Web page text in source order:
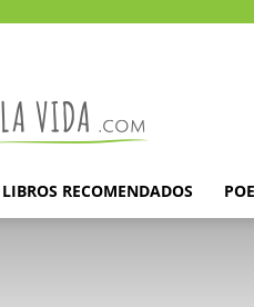
la
vida
LIBROS RECOMENDADOS